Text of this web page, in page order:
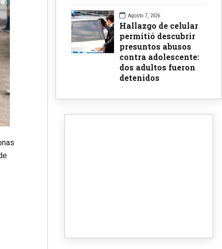
Agosto 7, 2026
Hallazgo de celular
permitió descubrir
presuntos abusos
contra adolescente:
dos adultos fueron
detenidos